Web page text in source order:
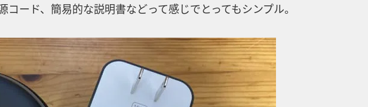
コード、簡易的な説明書などって感じでとってもシンプル。